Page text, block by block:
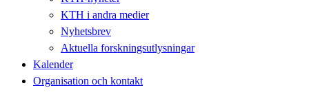
KTH i andra medier
Nyhetsbrev
Aktuella forskningsutlysningar
Kalender
Organisation och kontakt